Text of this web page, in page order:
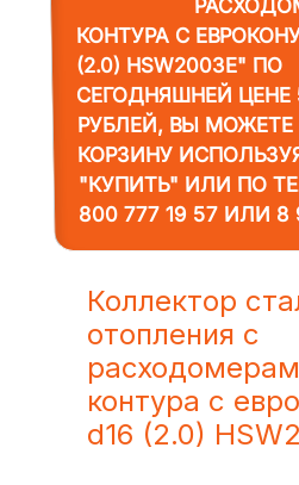
КОНТУРА С
(2.0) HSW2003E" ПО
СЕГОДНЯШНЕЙ ЦЕНЕ
РУБЛЕЙ, ВЫ МОЖЕТЕ
КОРЗИНУ
"КУПИТЬ" ИЛИ ПО
800 777 19 57ИЛИ 8
Коллектор
отопления c
контура с
d16 (2.0)